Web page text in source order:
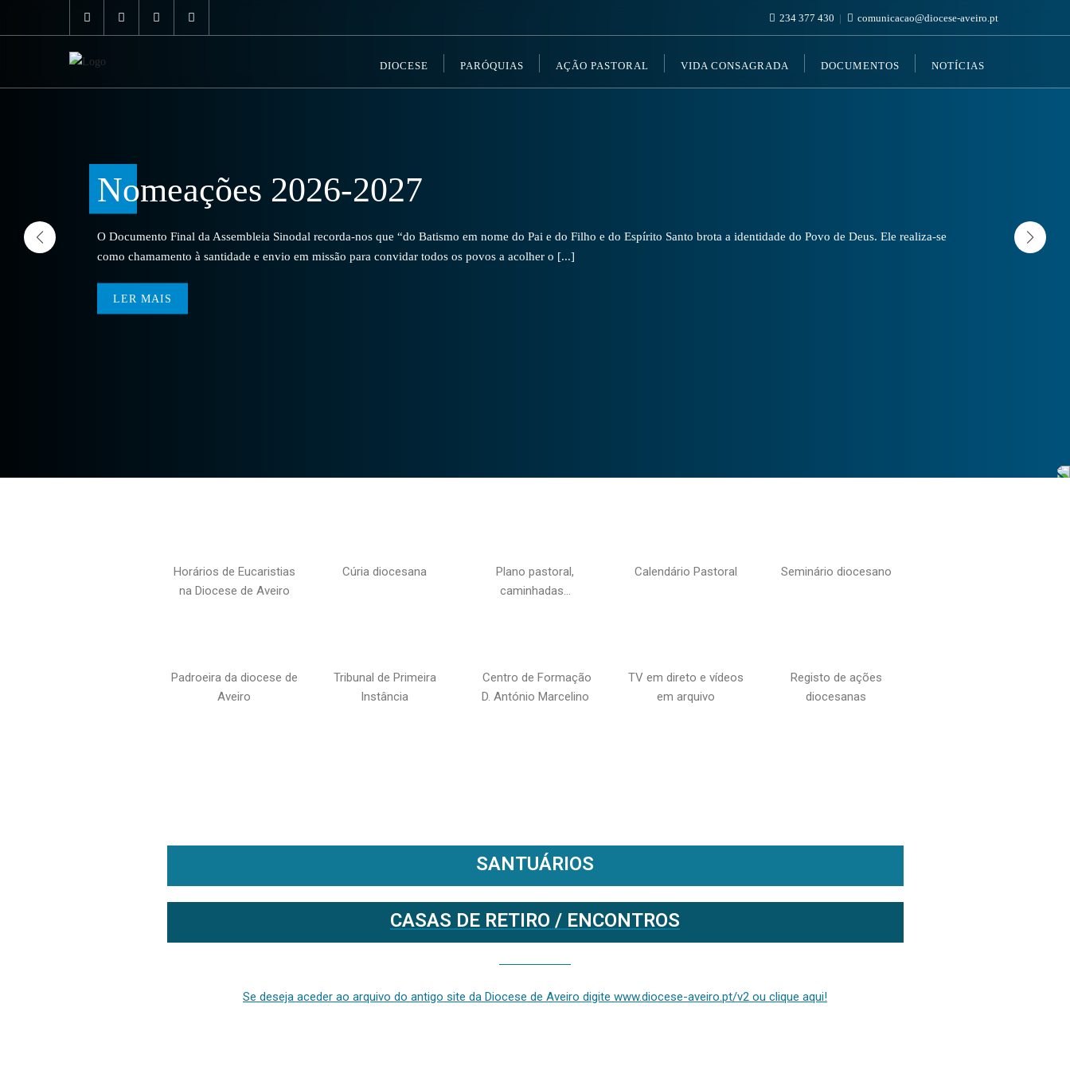
234 377 430 comunicacao@diocese-aveiro.pt
DIOCESE PARÓQUIAS AÇÃO PASTORAL VIDA CONSAGRADA DOCUMENTOS NOTÍCIAS
Nomeações 2026-2027
O Documento Final da Assembleia Sinodal recorda-nos que “do Batismo em nome do Pai e do Filho e do Espírito Santo brota a identidade do Povo de Deus. Ele realiza-se
como chamamento à santidade e envio em missão para convidar todos os povos a acolher o [...]
LER MAIS
Horários de Eucaristias
na Diocese de Aveiro
Cúria diocesana
Plano pastoral,
caminhadas…
Calendário Pastoral Seminário diocesano
Padroeira da diocese de
Aveiro
Tribunal de Primeira
Instância
Centro de Formação
D. António Marcelino
TV em direto e vídeos
em arquivo
Registo de ações
diocesanas
SANTUÁRIOS
CASAS DE RETIRO / ENCONTROS
Se deseja aceder ao arquivo do antigo site da Diocese de Aveiro digite www.diocese-aveiro.pt/v2 ou clique aqui!